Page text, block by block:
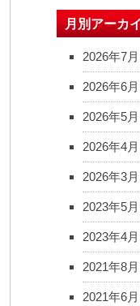
月別アーカ
2026年7月
2026年6月
2026年5月
2026年4月
2026年3月
2023年5月
2023年4月
2021年8月
2021年6月